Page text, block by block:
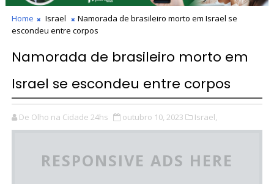
Home Israel
Namorada de brasileiro morto em Israel se
escondeu entre corpos
Namorada de brasileiro morto em
Israel se escondeu entre corpos
De Olho na Cidade 24hs outubro 10, 2023 Israel,
RESPONSIVE ADS HERE